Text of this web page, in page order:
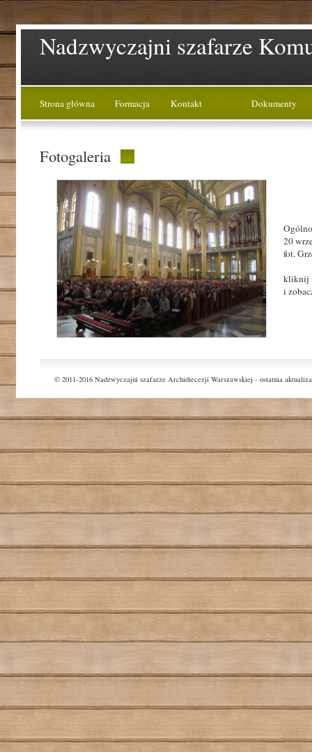
Nadzwyczajni szafarze
Strona główna Formacja Kontakt Dokumenty
Fotogaleria
20
fot.
kliknij
i
© 2011-2016 Nadzwyczajni szafarze Archidiecezji Warszawskiej - ostatnia